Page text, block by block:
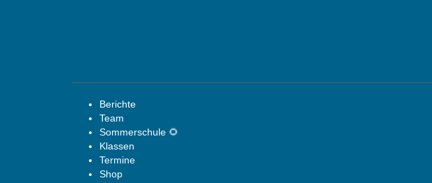
Berichte
Team
Sommerschule 🌻
Klassen
Termine
Shop